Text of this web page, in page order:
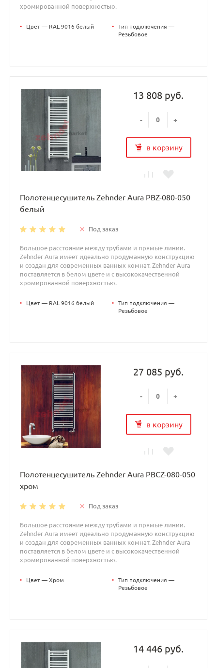
хромированной поверхностью.
• Цвет — RAL 9016 белый •
Тип подключения —
Резьбовое
13 808 руб.
- +
в корзину
Полотенцесушитель Zehnder Aura PBZ-080-050
белый
Под заказ
Большое расстояние между трубами и прямые линии.
Zehnder Aura имеет идеально продуманную конструкцию
и создан для современных ванных комнат. Zehnder Aura
поставляется в белом цвете и с высококачественной
хромированной поверхностью.
• Цвет — RAL 9016 белый •
Тип подключения —
Резьбовое
27 085 руб.
- +
в корзину
Полотенцесушитель Zehnder Aura PBCZ-080-050
хром
Под заказ
Большое расстояние между трубами и прямые линии.
Zehnder Aura имеет идеально продуманную конструкцию
и создан для современных ванных комнат. Zehnder Aura
поставляется в белом цвете и с высококачественной
хромированной поверхностью.
• Цвет — Хром •
Тип подключения —
Резьбовое
14 446 руб.